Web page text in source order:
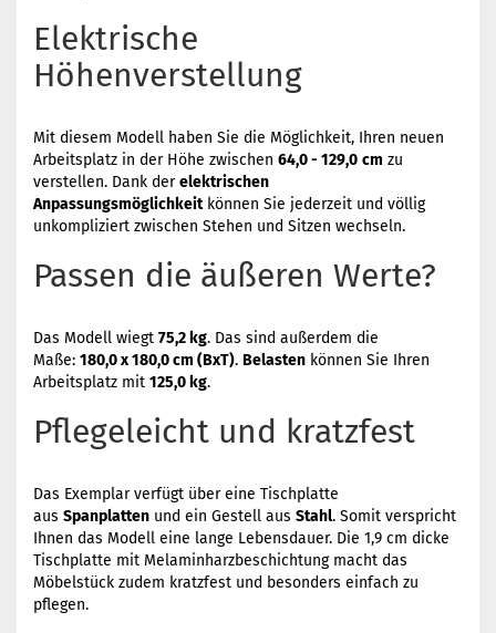
Elektrische
Höhenverstellung
Mit diesem Modell haben Sie die Möglichkeit, Ihren neuen
Arbeitsplatz in der Höhe zwischen 64,0 - 129,0 cm zu
verstellen. Dank derelektrischen
Anpassungsmöglichkeitkönnen Sie jederzeit und völlig
unkompliziert zwischen Stehen und Sitzen wechseln.
Passen die äußeren Werte?
Das Modell wiegt 75,2 kg. Das sind außerdem die
Maße: 180,0 x 180,0 cm (BxT). Belasten können Sie Ihren
Arbeitsplatz mit 125,0 kg.
Pflegeleicht und kratzfest
Das Exemplar verfügt über eine Tischplatte
aus Spanplatten und ein Gestell aus Stahl. Somit verspricht
Ihnen das Modell eine lange Lebensdauer. Die 1,9 cm dicke
Tischplatte mit Melaminharzbeschichtung macht das
Möbelstück zudem kratzfest und besonders einfach zu
pflegen.